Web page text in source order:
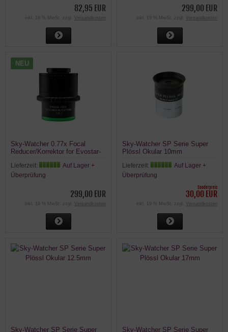
82,95 EUR
inkl. 19 % MwSt. zzgl. Versandkosten
299,00 EUR
inkl. 19 % MwSt. zzgl. Versandkosten
NEU
Sky-Watcher 0.77x Focal
Reducer/Korrektor for Evostar-
Lieferzeit:
Auf Lager +
Überprüfung
299,00 EUR
inkl. 19 % MwSt. zzgl. Versandkosten
Sky-Watcher SP Serie Super
Plössl Okular 10mm
Lieferzeit:
Auf Lager +
Überprüfung
Sonderpreis
30,00 EUR
inkl. 19 % MwSt. zzgl. Versandkosten
Sky-Watcher SP Serie Super Sky-Watcher SP Serie Super